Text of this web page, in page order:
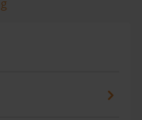
De gemiddelde
11,0% gestegen.